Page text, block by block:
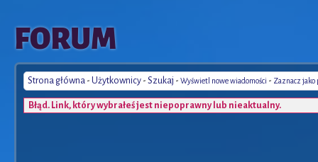
The
Origins
FORUM
Strona główna - Użytkownicy - Szukaj - Wyświetl nowe wiadomości - Zaznacz jako
Błąd. Link, który wybrałeś jest niepoprawny lub nieaktualny.